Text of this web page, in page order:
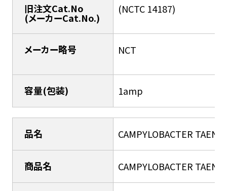
旧注文Cat.No
(メーカーCat.No.)
(NCTC 14187)
メーカー略号 NCT
容量(包装) 1amp
品名 CAMPYLOBACTER
商品名 CAMPYLOBACTER